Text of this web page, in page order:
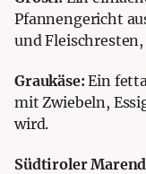
Pfannengericht
und
Graukäse: Ein
mit Zwiebeln,
wird.
Südtiroler